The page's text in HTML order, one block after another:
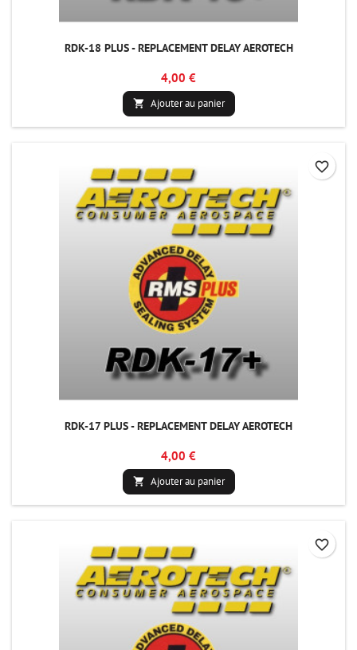
RDK-18 PLUS - REPLACEMENT DELAY AEROTECH
4,00 €
 Ajouter au panier
RDK-17 PLUS - REPLACEMENT DELAY AEROTECH
4,00 €
 Ajouter au panier
favorite_border
favorite_border